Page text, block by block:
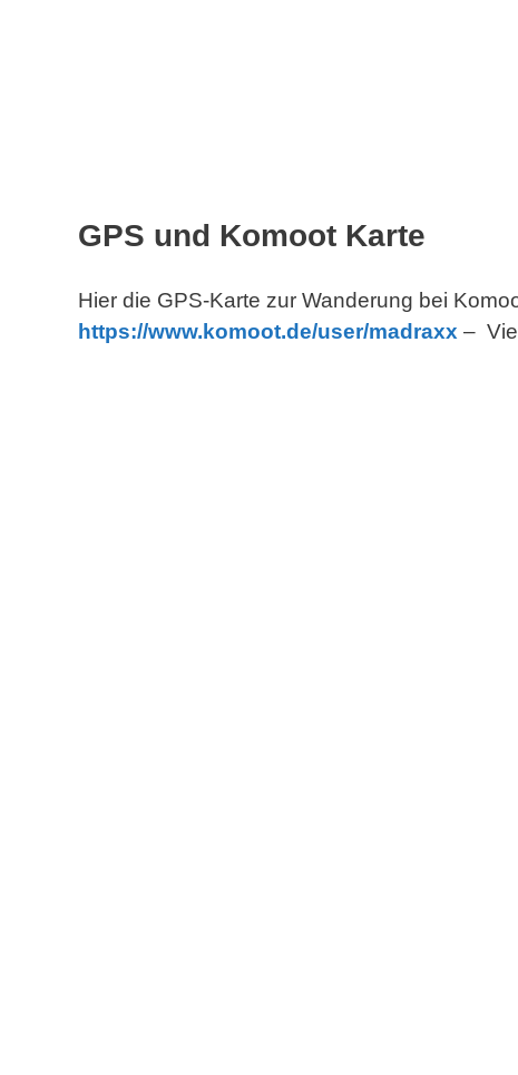
GPS und Komoot Karte
Hier die GPS-Karte zur Wanderung bei
https://www.komoot.de/user/madraxx –